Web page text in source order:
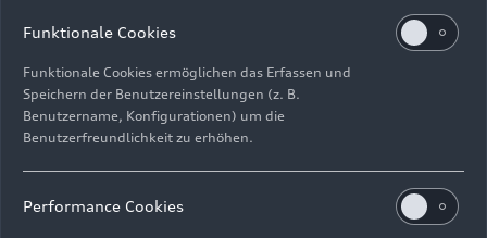
ImpressumRechtliches
Hinweisgebersystem
Funktionale Cookies
Funktionale Cookies ermöglichen das Erfassen und
Speichern der Benutzereinstellungen (z. B.
Benutzername, Konfigurationen) um die
Benutzerfreundlichkeit zu erhöhen.
Performance Cookies